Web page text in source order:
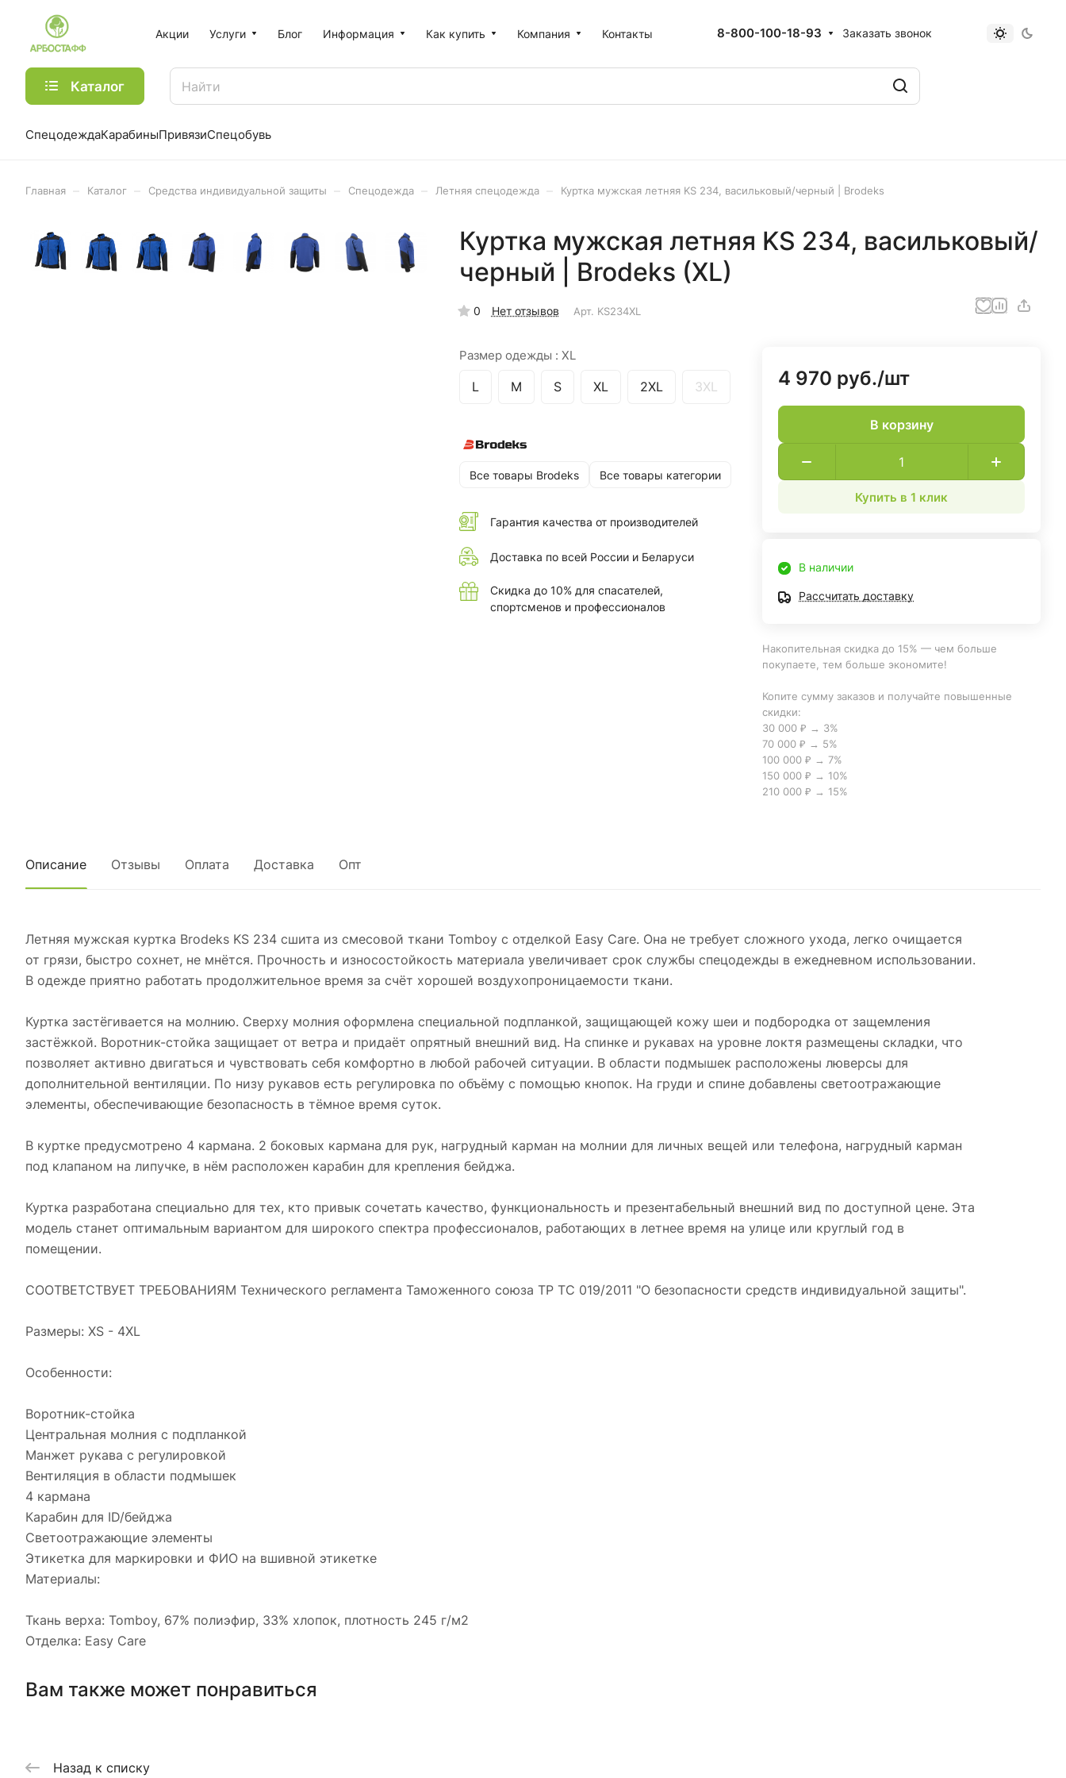
Акции Услуги Блог Информация Как купить Компания Контакты 8-800-100-18-93 Заказать звонок
Каталог
СпецодеждаКарабиныПривязиСпецобувь
Главная Каталог Средства индивидуальной защиты Спецодежда Летняя спецодежда Куртка мужская летняя KS 234, васильковый/черный | Brodeks
Куртка мужская летняя KS 234, васильковый/
черный | Brodeks (XL)
0 Нет отзывов Арт. KS234XL
Размер одежды : XL
L M S XL 2XL 3XL
Все товары Brodeks Все товары категории
Гарантия качества от производителей
Доставка по всей России и Беларуси
Скидка до 10% для спасателей,
спортсменов и профессионалов
4 970 руб./шт
В корзину
Купить в 1 клик
В наличии
Рассчитать доставку
Накопительная скидка до 15% — чем больше
покупаете, тем больше экономите!
Копите сумму заказов и получайте повышенные
скидки:
30 000 ₽ → 3%
70 000 ₽ → 5%
100 000 ₽ → 7%
150 000 ₽ → 10%
210 000 ₽ → 15%
Описание Отзывы Оплата Доставка Опт
Летняя мужская куртка Brodeks KS 234 сшита из смесовой ткани Tomboy с отделкой Easy Care. Она не требует сложного ухода, легко очищается
от грязи, быстро сохнет, не мнётся. Прочность и износостойкость материала увеличивает срок службы спецодежды в ежедневном использовании.
В одежде приятно работать продолжительное время за счёт хорошей воздухопроницаемости ткани.
Куртка застёгивается на молнию. Сверху молния оформлена специальной подпланкой, защищающей кожу шеи и подбородка от защемления
застёжкой. Воротник-стойка защищает от ветра и придаёт опрятный внешний вид. На спинке и рукавах на уровне локтя размещены складки, что
позволяет активно двигаться и чувствовать себя комфортно в любой рабочей ситуации. В области подмышек расположены люверсы для
дополнительной вентиляции. По низу рукавов есть регулировка по объёму с помощью кнопок. На груди и спине добавлены светоотражающие
элементы, обеспечивающие безопасность в тёмное время суток.
В куртке предусмотрено 4 кармана. 2 боковых кармана для рук, нагрудный карман на молнии для личных вещей или телефона, нагрудный карман
под клапаном на липучке, в нём расположен карабин для крепления бейджа.
Куртка разработана специально для тех, кто привык сочетать качество, функциональность и презентабельный внешний вид по доступной цене. Эта
модель станет оптимальным вариантом для широкого спектра профессионалов, работающих в летнее время на улице или круглый год в
помещении.
СООТВЕТСТВУЕТ ТРЕБОВАНИЯМ Технического регламента Таможенного союза ТР ТС 019/2011 "О безопасности средств индивидуальной защиты".
Размеры: XS - 4XL
Особенности:
Воротник-стойка
Центральная молния с подпланкой
Манжет рукава с регулировкой
Вентиляция в области подмышек
4 кармана
Карабин для ID/бейджа
Светоотражающие элементы
Этикетка для маркировки и ФИО на вшивной этикетке
Материалы:
Ткань верха: Tomboy, 67% полиэфир, 33% хлопок, плотность 245 г/м2
Отделка: Easy Care
Вам также может понравиться
Назад к списку